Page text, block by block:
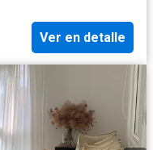
Ver en detalle